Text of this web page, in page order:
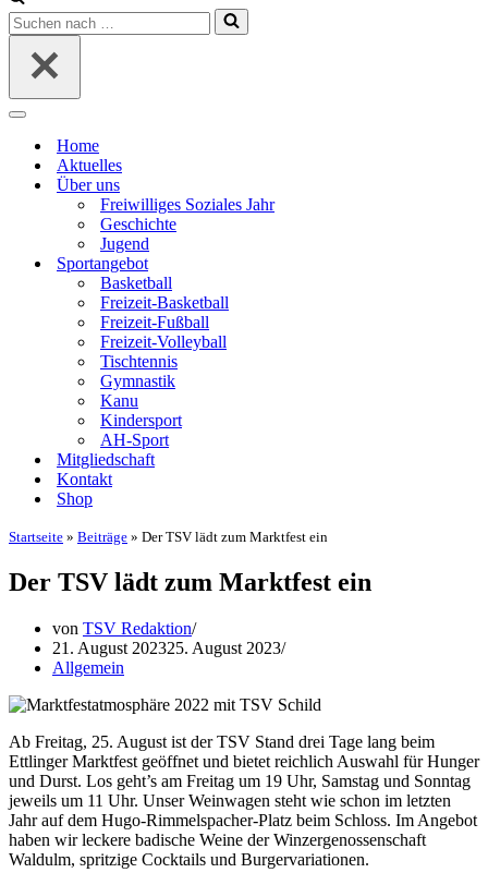
Suchen
nach …
Navigationsmenü
Home
Aktuelles
Über uns
Freiwilliges Soziales Jahr
Geschichte
Jugend
Sportangebot
Basketball
Freizeit-Basketball
Freizeit-Fußball
Freizeit-Volleyball
Tischtennis
Gymnastik
Kanu
Kindersport
AH-Sport
Mitgliedschaft
Kontakt
Shop
Startseite » Beiträge » Der TSV lädt zum Marktfest ein
Der TSV lädt zum Marktfest ein
von TSV Redaktion
21. August 202325. August 2023
Allgemein
Ab Freitag, 25. August ist der TSV Stand drei Tage lang beim
Ettlinger Marktfest geöffnet und bietet reichlich Auswahl für Hunger
und Durst. Los geht’s am Freitag um 19 Uhr, Samstag und Sonntag
jeweils um 11 Uhr. Unser Weinwagen steht wie schon im letzten
Jahr auf dem Hugo-Rimmelspacher-Platz beim Schloss. Im Angebot
haben wir leckere badische Weine der Winzergenossenschaft
Waldulm, spritzige Cocktails und Burgervariationen.